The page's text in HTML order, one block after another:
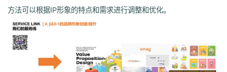
方法可以根据IP形象的特点和需求进行调整和优化。